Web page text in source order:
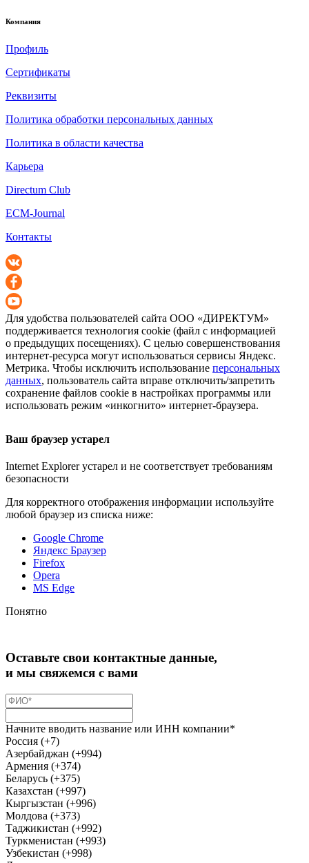
Компания
Профиль
Сертификаты
Реквизиты
Политика обработки персональных данных
Политика в области качества
Карьера
Directum Club
ECM-Journal
Контакты
Для удобства пользователей сайта ООО «ДИРЕКТУМ»
поддерживается технология cookie (файл с информацией
о предыдущих посещениях). С целью совершенствования
интернет-ресурса могут использоваться сервисы Яндекс.
Метрика. Чтобы исключить использование персональных
данных, пользователь сайта вправе отключить/запретить
сохранение файлов cookie в настройках программы или
использовать режим «инкогнито» интернет-браузера.
Ваш браузер устарел
Internet Explorer устарел и не соответствует требованиям
безопасности
Для корректного отображения информации используйте
любой браузер из списка ниже:
Google Chrome
Яндекс Браузер
Firefox
Opera
MS Edge
Понятно
Оставьте свои контактные данные,
и мы свяжемся с вами
Начните вводить название или ИНН компании*
Россия (+7)
Азербайджан (+994)
Армения (+374)
Беларусь (+375)
Казахстан (+997)
Кыргызстан (+996)
Молдова (+373)
Таджикистан (+992)
Туркменистан (+993)
Узбекистан (+998)